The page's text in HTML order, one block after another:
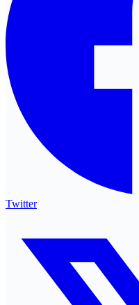
Twitter